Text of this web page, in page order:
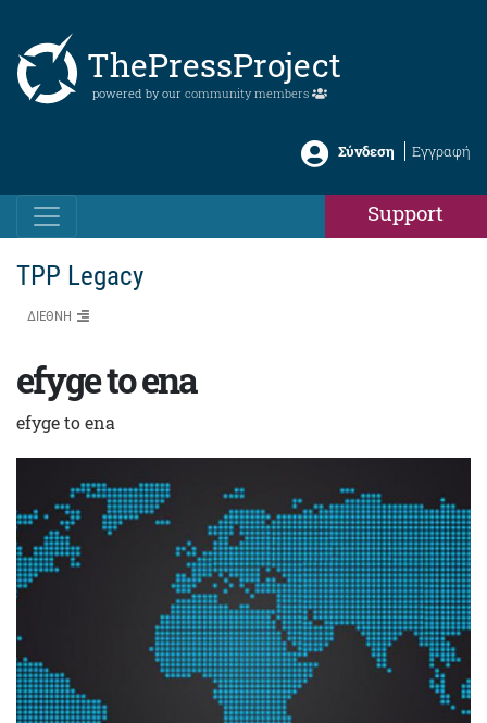
ThePressProject
powered by our community members
Σύνδεση Εγγραφή
Support
TPP Legacy
ΔΙΕΘΝΗ
efyge to ena
efyge to ena